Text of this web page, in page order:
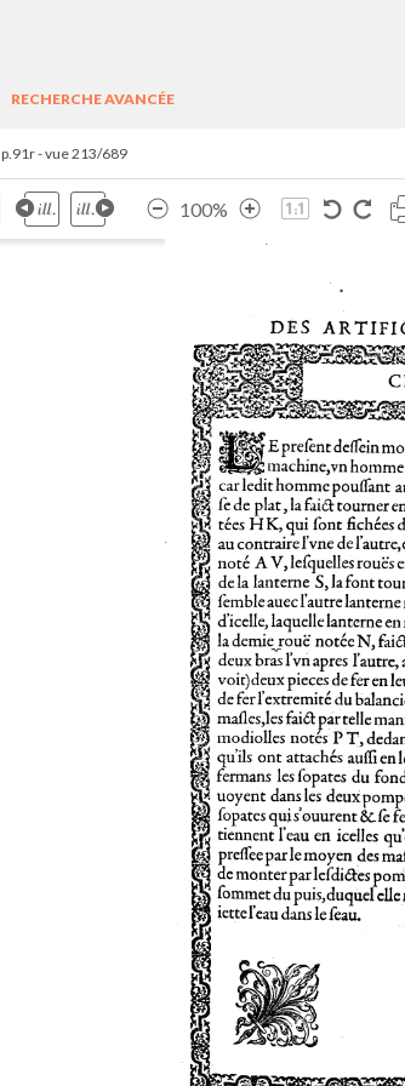
RECHERCHE AVANCÉE
p.91r - vue 213/689
100%